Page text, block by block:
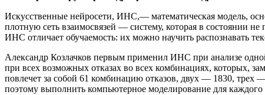
Искусственные нейросети, ИНС,— математическая модель,
плотную сеть взаимосвязей — систему, которая в состоянии
ИНС отличает обучаемость: их можно научить распознавать
Александр Козлачков первым применил ИНС при анализе
при всех возможных отказах во всех комбинациях, которых,
повлечет за собой 61 комбинацию отказов, двух — 1830,
поэтому выполнить компьютерное моделирование для